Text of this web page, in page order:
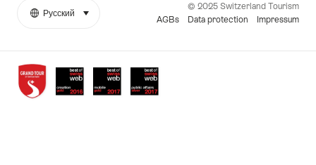
Awards
More
© 2025 Switzerland Tourism
AGBs
Data protection Impressum
Язык
Русский select (click to display)